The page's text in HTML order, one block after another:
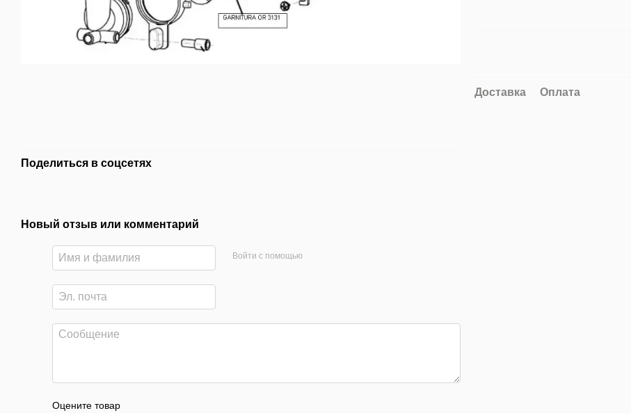
Поделиться в соцсетях
Новый отзыв или комментарий
Войти с помощью
Оцените товар
Доставка Оплата